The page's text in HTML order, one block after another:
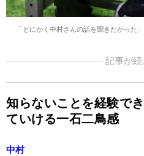
「とにかく中村さんの話を聞きたかった
記事が
知らないことを経験で
ていける一石二鳥感
中村